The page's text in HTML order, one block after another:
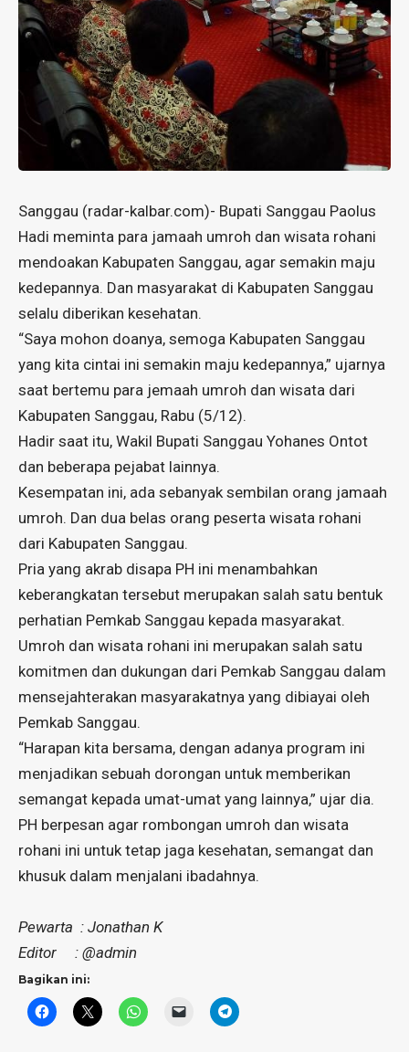
Sanggau (radar-kalbar.com)- Bupati Sanggau Paolus
Hadi meminta para jamaah umroh dan wisata rohani
mendoakan Kabupaten Sanggau, agar semakin maju
kedepannya. Dan masyarakat di Kabupaten Sanggau
selalu diberikan kesehatan.
“Saya mohon doanya, semoga Kabupaten Sanggau
yang kita cintai ini semakin maju kedepannya,” ujarnya
saat bertemu para jemaah umroh dan wisata dari
Kabupaten Sanggau, Rabu (5/12).
Hadir saat itu, Wakil Bupati Sanggau Yohanes Ontot
dan beberapa pejabat lainnya.
Kesempatan ini, ada sebanyak sembilan orang jamaah
umroh. Dan dua belas orang peserta wisata rohani
dari Kabupaten Sanggau.
Pria yang akrab disapa PH ini menambahkan
keberangkatan tersebut merupakan salah satu bentuk
perhatian Pemkab Sanggau kepada masyarakat.
Umroh dan wisata rohani ini merupakan salah satu
komitmen dan dukungan dari Pemkab Sanggau dalam
mensejahterakan masyarakatnya yang dibiayai oleh
Pemkab Sanggau.
“Harapan kita bersama, dengan adanya program ini
menjadikan sebuah dorongan untuk memberikan
semangat kepada umat-umat yang lainnya,” ujar dia.
PH berpesan agar rombongan umroh dan wisata
rohani ini untuk tetap jaga kesehatan, semangat dan
khusuk dalam menjalani ibadahnya.
Pewarta : Jonathan K
Editor : @admin
Bagikan ini: